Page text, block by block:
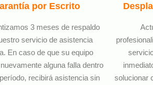
por Escrito
3 meses de respaldo
servicio de asistencia
En caso de que su equipo
alguna falla dentro
recibirá asistencia sin
solucionar